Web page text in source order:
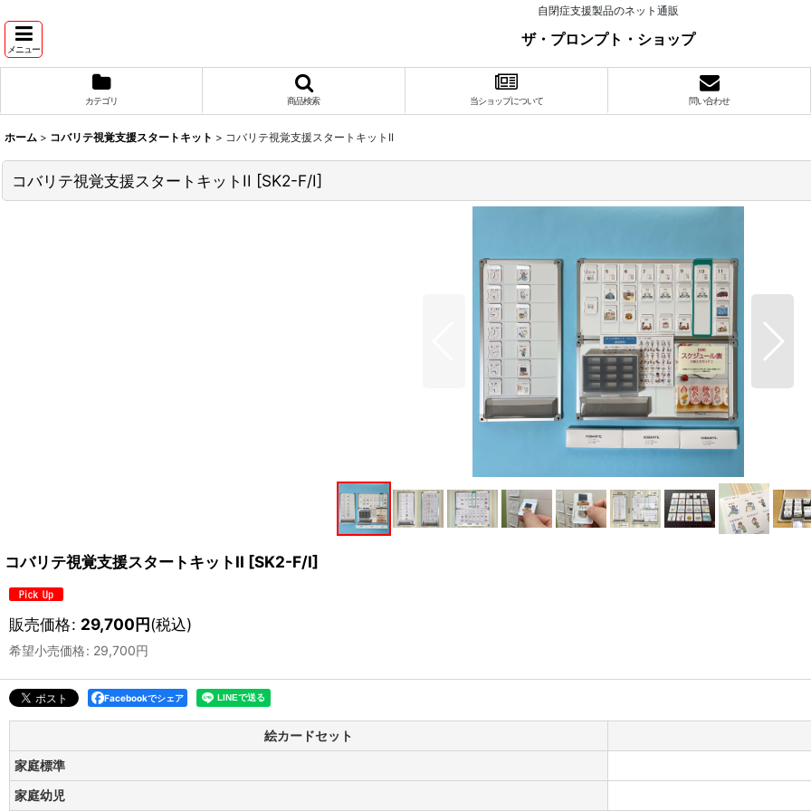
自閉症支援製品のネット通販
メニュー
ザ・プロンプト・ショップ
カテゴリ 商品検索 当ショップについて 問い合わせ
ホーム > コバリテ視覚支援スタートキット > コバリテ視覚支援スタートキットII
コバリテ視覚支援スタートキットII [SK2-F/I]
コバリテ視覚支援スタートキットII [SK2-F/I]
販売価格: 29,700円(税込)
希望小売価格: 29,700円
Facebookでシェア
絵カードセット
家庭標準
家庭幼児